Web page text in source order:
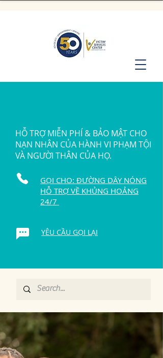
HỖ TRỢ MIỄN PHÍ & BẢO MẬT CHO
NẠN NHÂN CỦA HÀNH VI PHẠM TỘI
VÀ NGƯỜI THÂN CỦA HỌ.
GỌI CHO: ĐƯỜNG DÂY NÓNG
HỖ TRỢ VỀ KHỦNG HOẢNG
24/7
YÊU CẦU GỌI LẠI